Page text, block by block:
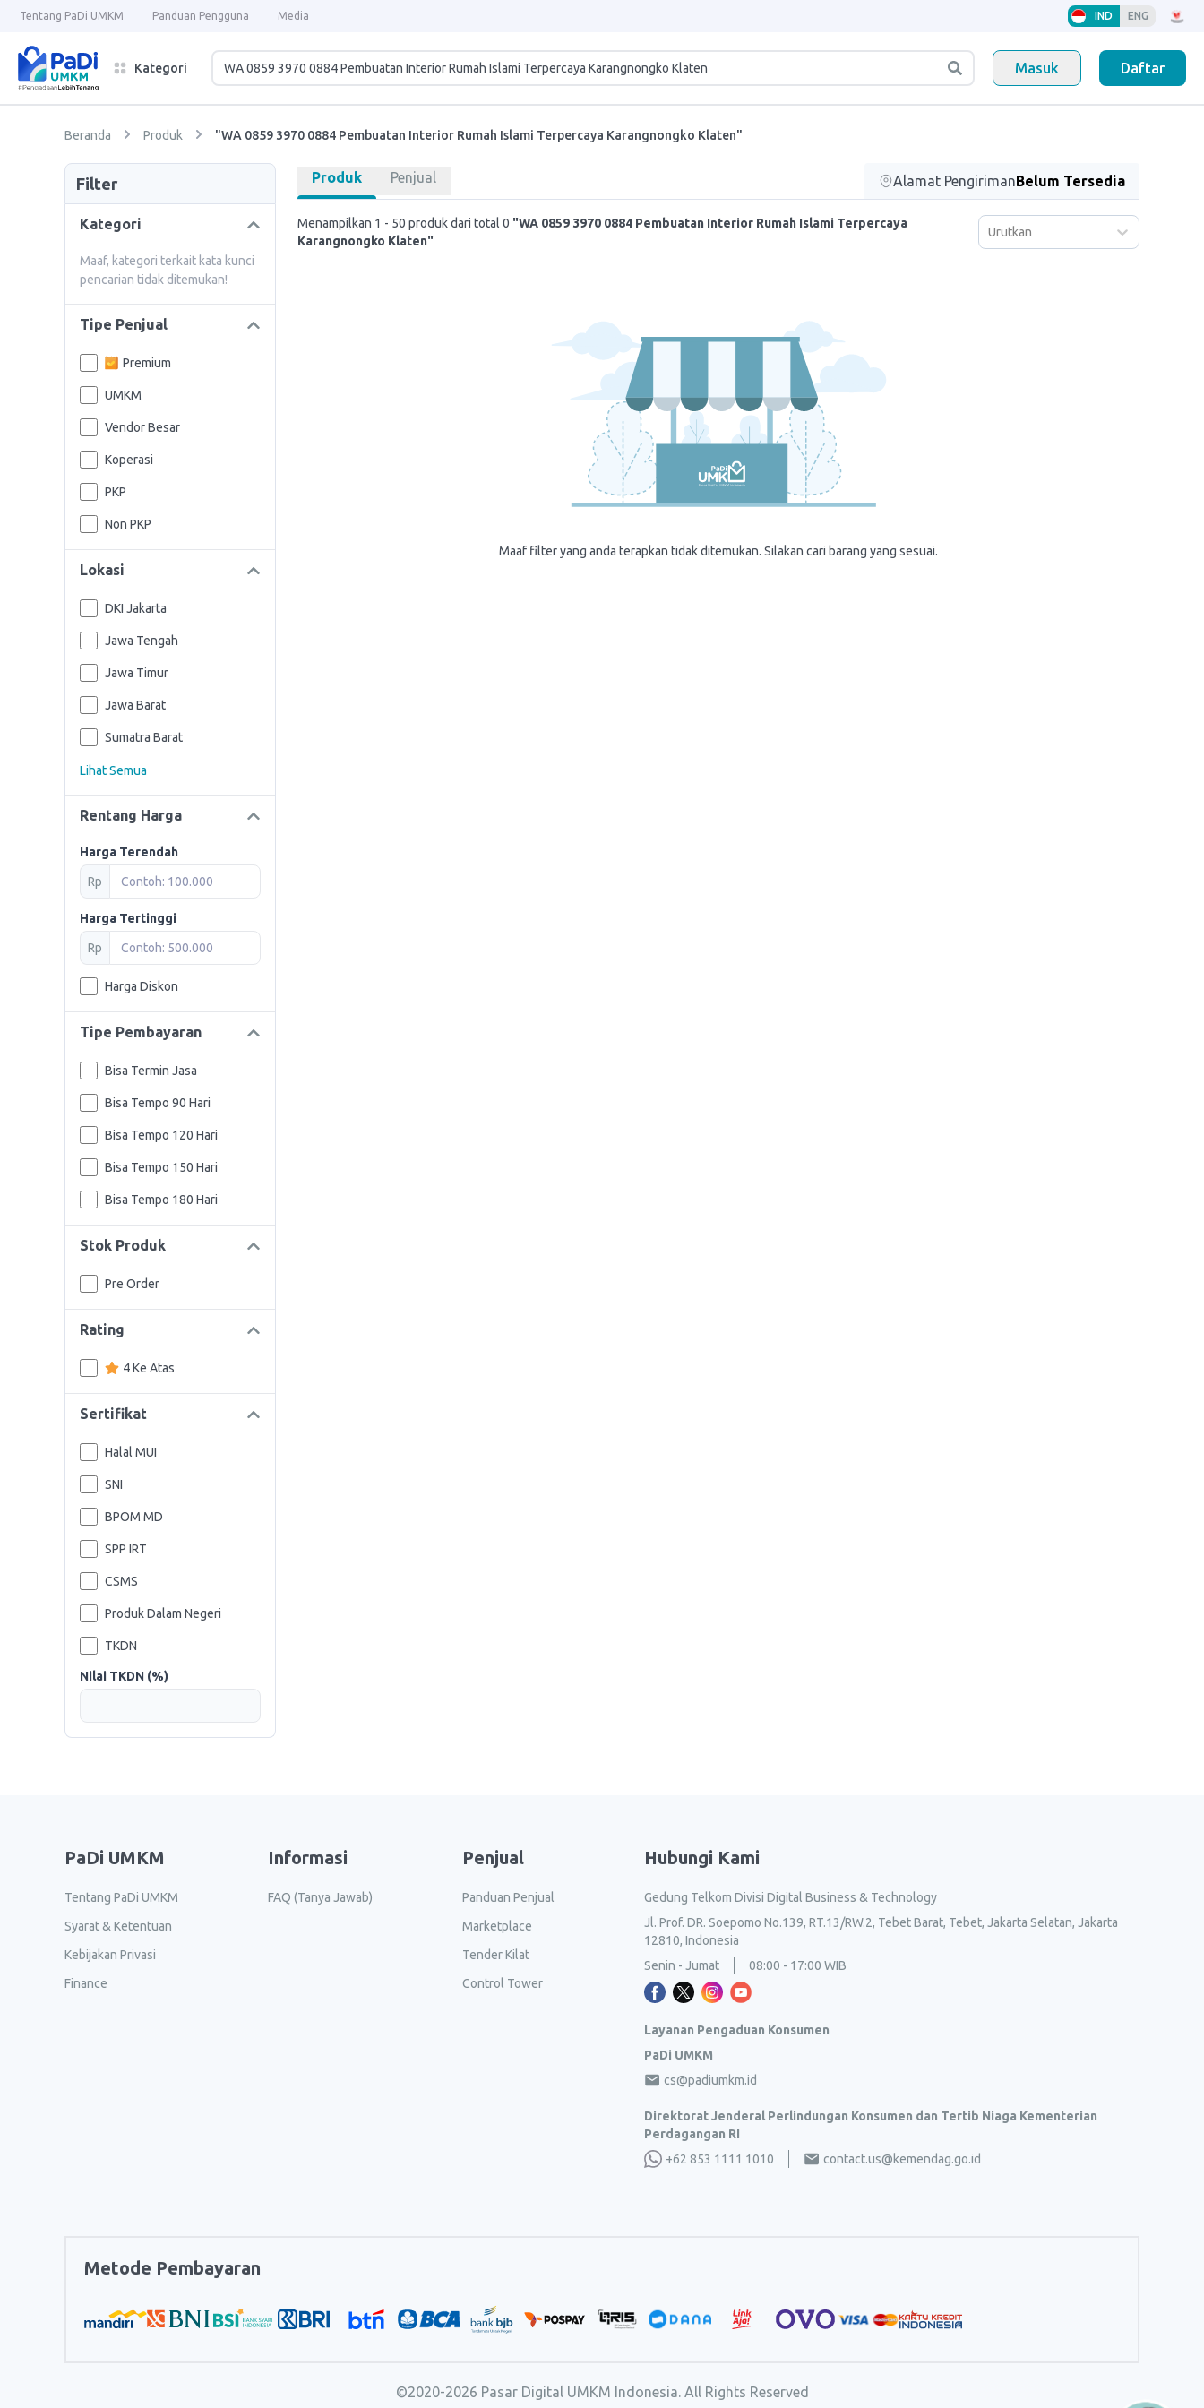
Tentang PaDi UMKM Panduan Pengguna Media IND ENG
Kategori Masuk Daftar
Beranda Produk "WA 0859 3970 0884 Pembuatan Interior Rumah Islami Terpercaya Karangnongko Klaten"
Filter
Kategori
Maaf, kategori terkait kata kunci
pencarian tidak ditemukan!
Tipe Penjual
Premium
UMKM
Vendor Besar
Koperasi
PKP
Non PKP
Lokasi
DKI Jakarta
Jawa Tengah
Jawa Timur
Jawa Barat
Sumatra Barat
Lihat Semua
Rentang Harga
Harga Terendah
Rp
Harga Tertinggi
Rp
Harga Diskon
Tipe Pembayaran
Bisa Termin Jasa
Bisa Tempo 90 Hari
Bisa Tempo 120 Hari
Bisa Tempo 150 Hari
Bisa Tempo 180 Hari
Stok Produk
Pre Order
Rating
4 Ke Atas
Sertifikat
Halal MUI
SNI
BPOM MD
SPP IRT
CSMS
Produk Dalam Negeri
TKDN
Nilai TKDN (%)
Produk Penjual Alamat PengirimanBelum Tersedia
Menampilkan 1 - 50 produk dari total 0 "WA 0859 3970 0884 Pembuatan Interior Rumah Islami Terpercaya
Karangnongko Klaten"
Urutkan
Maaf filter yang anda terapkan tidak ditemukan. Silakan cari barang yang sesuai.
PaDi UMKM
Tentang PaDi UMKM
Syarat & Ketentuan
Kebijakan Privasi
Finance
Informasi
FAQ (Tanya Jawab)
Penjual
Panduan Penjual
Marketplace
Tender Kilat
Control Tower
Hubungi Kami
Gedung Telkom Divisi Digital Business & Technology
Jl. Prof. DR. Soepomo No.139, RT.13/RW.2, Tebet Barat, Tebet, Jakarta Selatan, Jakarta
12810, Indonesia
Senin - Jumat
08:00 - 17:00 WIB
Layanan Pengaduan Konsumen
PaDi UMKM
cs@padiumkm.id
Direktorat Jenderal Perlindungan Konsumen dan Tertib Niaga Kementerian
Perdagangan RI
+62 853 1111 1010
contact.us@kemendag.go.id
Metode Pembayaran
©2020-2026 Pasar Digital UMKM Indonesia. All Rights Reserved